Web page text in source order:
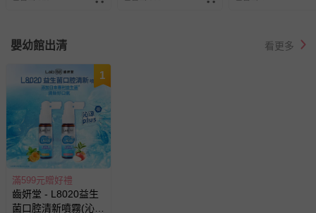
嬰幼館出清 看更多
1
滿599元贈好禮
齒妍堂 - L8020益生
菌口腔清新噴霧(沁涼